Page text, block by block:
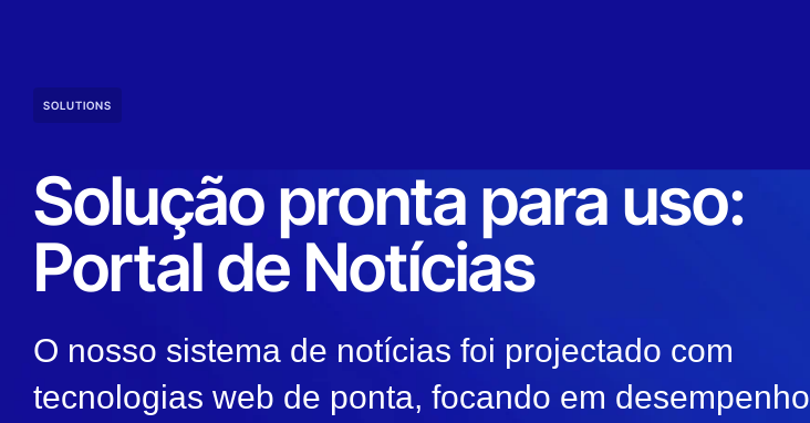
SOLUTIONS
Solução pronta para uso:
Portal de Notícias
O nosso sistema de notícias foi projectado com
tecnologias web de ponta, focando em desempenho